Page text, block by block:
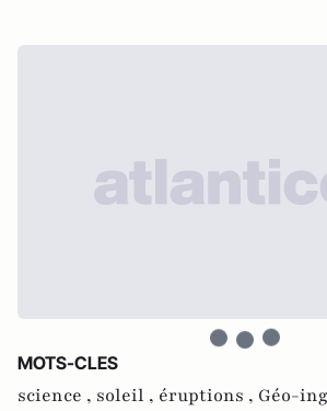
MOTS-CLES
science , soleil , éruptions , Géo-